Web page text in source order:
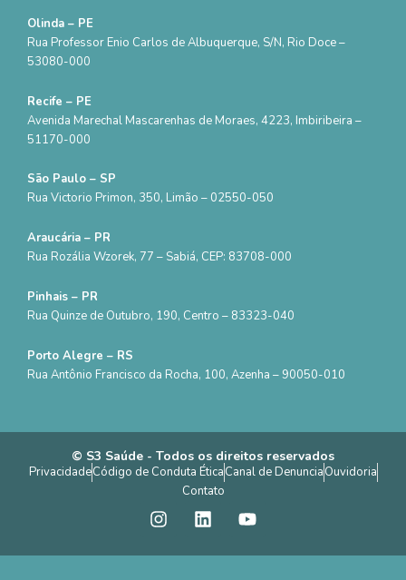
Olinda – PE
Rua Professor Enio Carlos de Albuquerque, S/N, Rio Doce –
53080-000
Recife – PE
Avenida Marechal Mascarenhas de Moraes, 4223, Imbiribeira –
51170-000
São Paulo – SP
Rua Victorio Primon, 350, Limão – 02550-050
Araucária – PR
Rua Rozália Wzorek, 77 – Sabiá, CEP: 83708-000
Pinhais – PR
Rua Quinze de Outubro, 190, Centro – 83323-040
Porto Alegre – RS
Rua Antônio Francisco da Rocha, 100, Azenha – 90050-010
© S3 Saúde - Todos os direitos reservados
PrivacidadeCódigo de Conduta ÉticaCanal de DenunciaOuvidoria
Contato
I
n
L
i
Y
o